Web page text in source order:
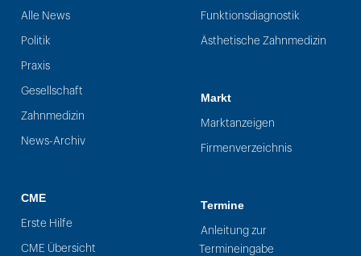
Alle News
Politik
Praxis
Gesellschaft
Zahnmedizin
News-Archiv
CME
Erste Hilfe
CME Übersicht
Funktionsdiagnostik
Ästhetische Zahnmedizin
Markt
Marktanzeigen
Firmenverzeichnis
Termine
Anleitung zur
Termineingabe